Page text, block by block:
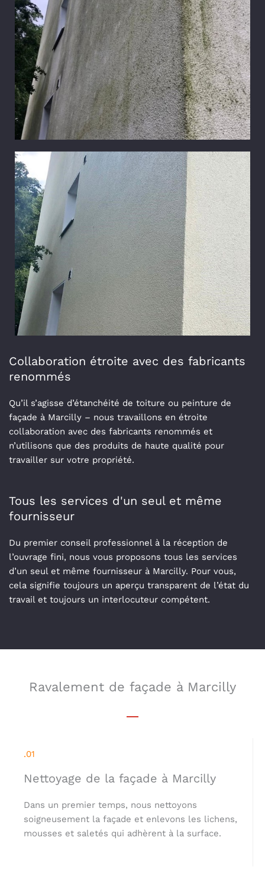
Collaboration étroite avec des fabricants
renommés
Qu’il s’agisse d’étanchéité de toiture ou peinture de
façade à Marcilly – nous travaillons en étroite
collaboration avec des fabricants renommés et
n’utilisons que des produits de haute qualité pour
travailler sur votre propriété.
Tous les services d'un seul et même
fournisseur
Du premier conseil professionnel à la réception de
l’ouvrage fini, nous vous proposons tous les services
d’un seul et même fournisseur à Marcilly. Pour vous,
cela signifie toujours un aperçu transparent de l’état du
travail et toujours un interlocuteur compétent.
Ravalement de façade à Marcilly
.01
Nettoyage de la façade à Marcilly
Dans un premier temps, nous nettoyons
soigneusement la façade et enlevons les lichens,
mousses et saletés qui adhèrent à la surface.